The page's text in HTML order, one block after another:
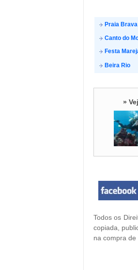
Praia Brava
Canto do
Festa
Beira Rio
»
Todos os
copiada,
na compra